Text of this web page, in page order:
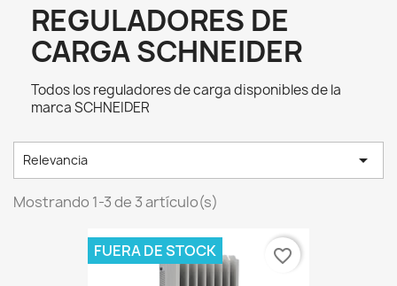
REGULADORES DE
CARGA SCHNEIDER
Todos los reguladores de carga disponibles de la
marca SCHNEIDER
Relevancia 
Mostrando 1-3 de 3 artículo(s)
FUERA DE STOCK favorite_border